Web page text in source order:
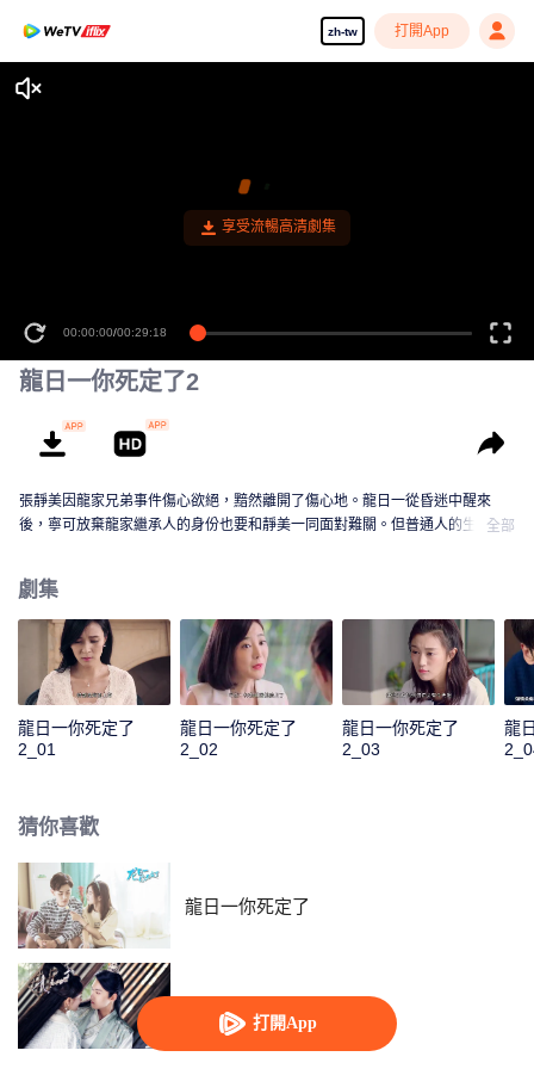
zh-tw 打開App
打開App
享受流暢高清劇集
00:00:00/00:29:18
龍日一你死定了2
張靜美因龍家兄弟事件傷心欲絕，黯然離開了傷心地。龍日一從昏迷中醒來
後，寧可放棄龍家繼承人的身份也要和靜美一同面對難關。但普通人的生活並
的生活再度掀起波瀾。
全部
劇集
龍日一你死定了
2_01
龍日一你死定了
2_02
龍日一你死定了
2_03
龍
猜你喜歡
龍日一你死定了